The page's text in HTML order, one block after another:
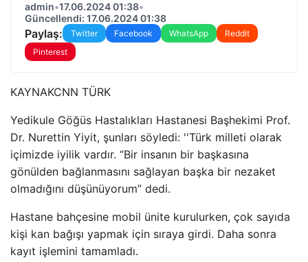
admin•17.06.2024 01:38•
Güncellendi: 17.06.2024 01:38
Paylaş: Twitter Facebook WhatsApp
Reddit
Pinterest
KAYNAKCNN TÜRK
Yedikule Göğüs Hastalıkları Hastanesi Başhekimi Prof.
Dr. Nurettin Yiyit, şunları söyledi: ''Türk milleti olarak
içimizde iyilik vardır. “Bir insanın bir başkasına
gönülden bağlanmasını sağlayan başka bir nezaket
olmadığını düşünüyorum” dedi.
Hastane bahçesine mobil ünite kurulurken, çok sayıda
kişi kan bağışı yapmak için sıraya girdi. Daha sonra
kayıt işlemini tamamladı.